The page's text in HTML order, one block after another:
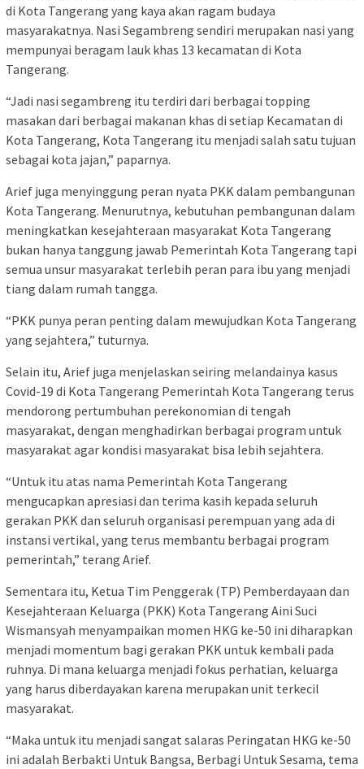
di Kota Tangerang yang kaya akan ragam budaya
masyarakatnya. Nasi Segambreng sendiri merupakan nasi yang
mempunyai beragam lauk khas 13 kecamatan di Kota
Tangerang.
“Jadi nasi segambreng itu terdiri dari berbagai topping
masakan dari berbagai makanan khas di setiap Kecamatan di
Kota Tangerang, Kota Tangerang itu menjadi salah satu tujuan
sebagai kota jajan,” paparnya.
Arief juga menyinggung peran nyata PKK dalam pembangunan
Kota Tangerang. Menurutnya, kebutuhan pembangunan dalam
meningkatkan kesejahteraan masyarakat Kota Tangerang
bukan hanya tanggung jawab Pemerintah Kota Tangerang tapi
semua unsur masyarakat terlebih peran para ibu yang menjadi
tiang dalam rumah tangga.
“PKK punya peran penting dalam mewujudkan Kota Tangerang
yang sejahtera,” tuturnya.
Selain itu, Arief juga menjelaskan seiring melandainya kasus
Covid-19 di Kota Tangerang Pemerintah Kota Tangerang terus
mendorong pertumbuhan perekonomian di tengah
masyarakat, dengan menghadirkan berbagai program untuk
masyarakat agar kondisi masyarakat bisa lebih sejahtera.
“Untuk itu atas nama Pemerintah Kota Tangerang
mengucapkan apresiasi dan terima kasih kepada seluruh
gerakan PKK dan seluruh organisasi perempuan yang ada di
instansi vertikal, yang terus membantu berbagai program
pemerintah,” terang Arief.
Sementara itu, Ketua Tim Penggerak (TP) Pemberdayaan dan
Kesejahteraan Keluarga (PKK) Kota Tangerang Aini Suci
Wismansyah menyampaikan momen HKG ke-50 ini diharapkan
menjadi momentum bagi gerakan PKK untuk kembali pada
ruhnya. Di mana keluarga menjadi fokus perhatian, keluarga
yang harus diberdayakan karena merupakan unit terkecil
masyarakat.
“Maka untuk itu menjadi sangat salaras Peringatan HKG ke-50
ini adalah Berbakti Untuk Bangsa, Berbagi Untuk Sesama, tema